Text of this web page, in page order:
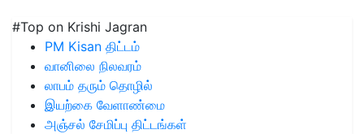
#Top on Krishi Jagran
PM Kisan திட்டம்
வானிலை நிலவரம்
லாபம் தரும் தொழில்
இயற்கை வேளாண்மை
அஞ்சல் சேமிப்பு திட்டங்கள்